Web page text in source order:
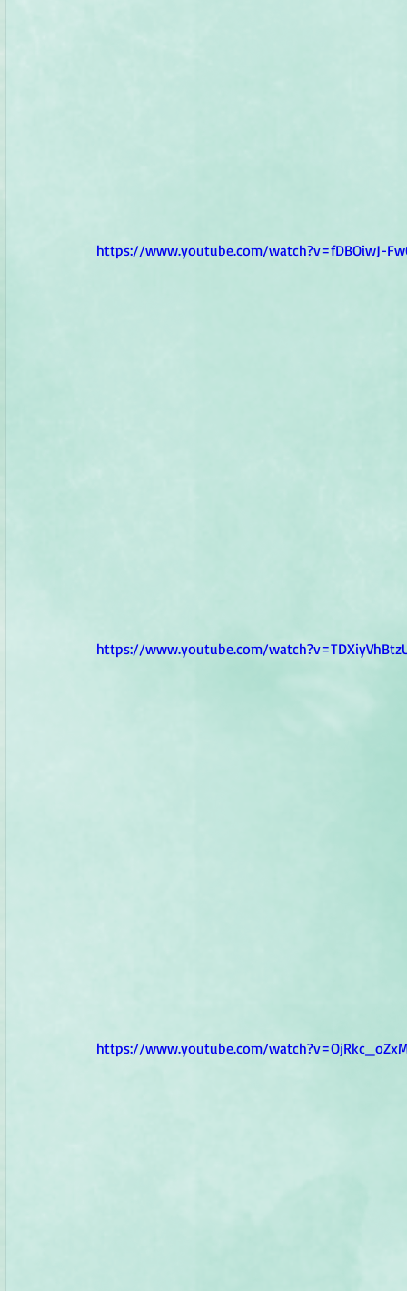
https://www.youtube.com/watch?v=fDBOiwJ-
https://www.youtube.com/
https://www.youtube.com/